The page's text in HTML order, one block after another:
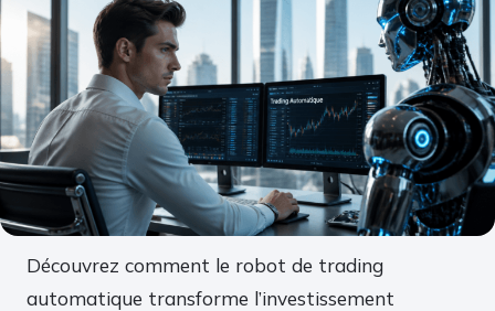
Emploi
Découvrez comment le robot de trading
automatique transforme l’investissement